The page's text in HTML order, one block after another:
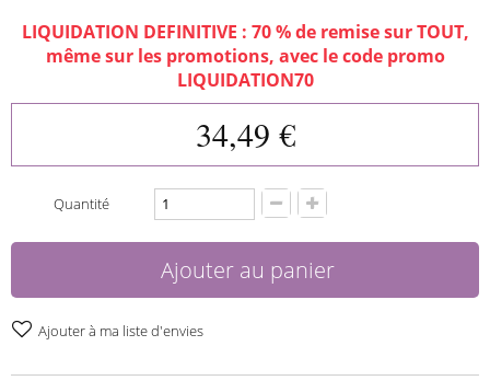
LIQUIDATION DEFINITIVE : 70 % de remise sur TOUT,
même sur les promotions, avec le code promo
LIQUIDATION70
34,49 €
Quantité
Ajouter au panier
Ajouter à ma liste d'envies